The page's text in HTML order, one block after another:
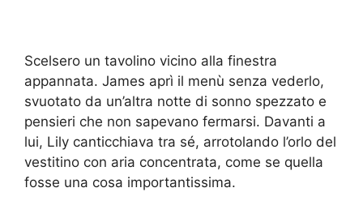
Scelsero un tavolino vicino alla finestra
appannata. James aprì il menù senza vederlo,
svuotato da un’altra notte di sonno spezzato e
pensieri che non sapevano fermarsi. Davanti a
lui, Lily canticchiava tra sé, arrotolando l’orlo del
vestitino con aria concentrata, come se quella
fosse una cosa importantissima.